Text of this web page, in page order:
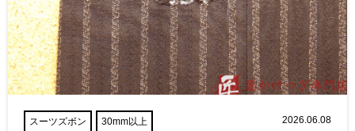
スーツズボン 30mm以上 2026.06.08